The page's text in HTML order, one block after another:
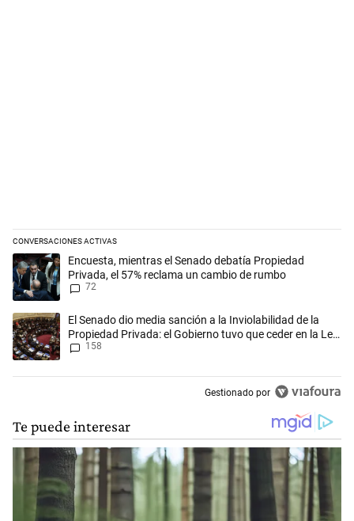
CONVERSACIONES ACTIVAS
Este listado muestra los artículos con más comentarios en los
Un artículo de tendencia con el título "Encuesta, mientras el Senado
Encuesta, mientras el Senado debatía Propiedad
Privada, el 57% reclama un cambio de rumbo
72
Un artículo de tendencia con el título "El Senado dio media sanción a
El Senado dio media sanción a la Inviolabilidad de la
Propiedad Privada: el Gobierno tuvo que ceder en la Ley
del Manejo del Fuego
158
Gestionado por